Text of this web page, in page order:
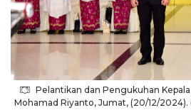
Pelantikan dan Pengukuhan
Mohamad Riyanto, Jumat, (20/12/